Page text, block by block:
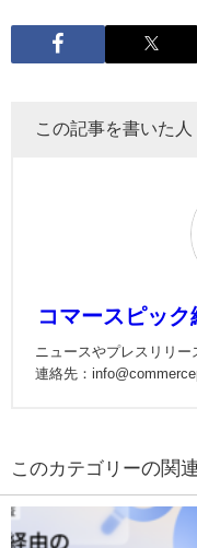
この記事を書いた人
コマースピッ
ニュースやプレスリリー
連絡先：
の関